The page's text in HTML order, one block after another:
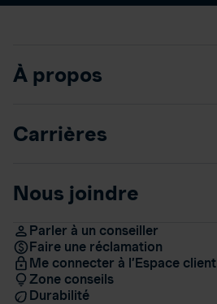
À propos
Carrières
Nous joindre
Parler à un conseiller
Faire une réclamation
Me connecter à l’Espace client
Zone conseils
Durabilité